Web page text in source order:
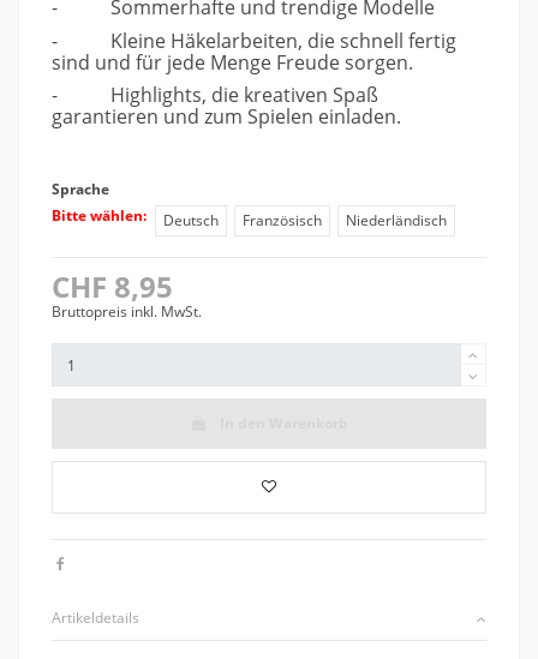
-
Sommerhafte und trendige Modelle
-
Kleine Häkelarbeiten, die schnell fertig
sind und für jede Menge Freude sorgen.
-
Highlights, die kreativen Spaß
garantieren und zum Spielen einladen.
Sprache
Bitte wählen:
Deutsch Französisch Niederländisch
CHF 8,95
Bruttopreis inkl. MwSt.
Artikeldetails